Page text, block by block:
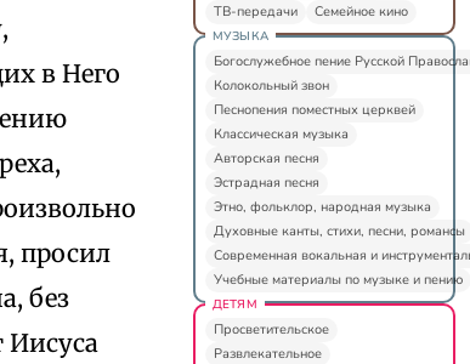
в Него
просил
без
Иисуса
ТВ-передачи
Семейное кино
МУЗЫКА
Богослужебное пение Русской
Колокольный звон
Песнопения поместных церквей
Классическая музыка
Авторская песня
Эстрадная песня
Этно, фольклор, народная музыка
Духовные канты, стихи, песни, романсы
Современная вокальная и
Учебные материалы по музыке и пению
ДЕТЯМ
Просветительское
Развлекательное